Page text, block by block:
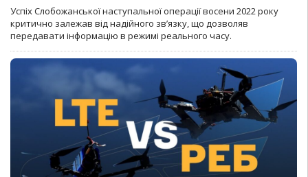
Успіх Слобожанської наступальної операції восени 2022 року
критично залежав від надійного зв’язку, що дозволяв
передавати інформацію в режимі реального часу.